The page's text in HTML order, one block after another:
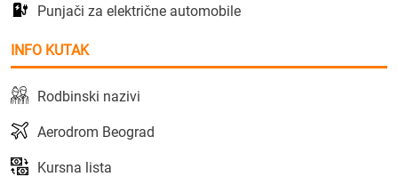
Punjači za električne automobile
INFO KUTAK
Rodbinski nazivi
Aerodrom Beograd
Kursna lista